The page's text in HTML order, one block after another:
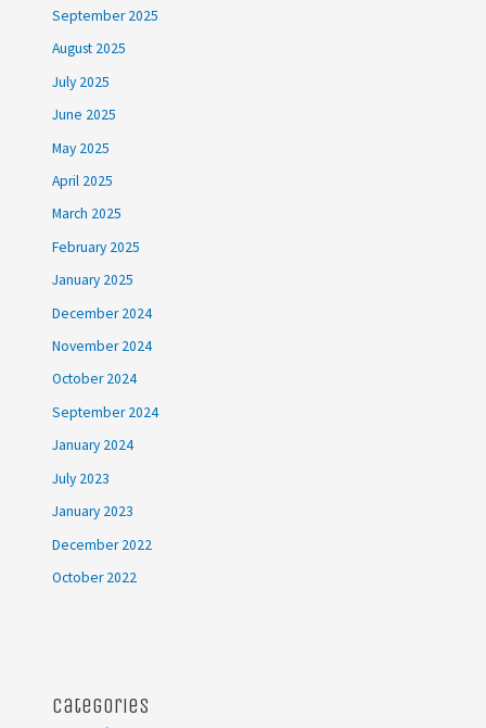
September 2025
August 2025
July 2025
June 2025
May 2025
April 2025
March 2025
February 2025
January 2025
December 2024
November 2024
October 2024
September 2024
January 2024
July 2023
January 2023
December 2022
October 2022
Categories